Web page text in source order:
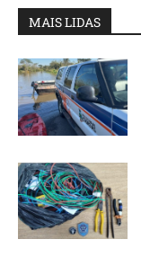
MAIS LIDAS